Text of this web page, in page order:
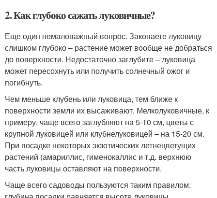
2. Как глубоко сажать луковичные?
Еще один немаловажный вопрос. Закопаете луковицу
слишком глубоко – растение может вообще не добраться
до поверхности. Недостаточно заглубите – луковица
может пересохнуть или получить солнечный ожог и
погибнуть.
Чем меньше клубень или луковица, тем ближе к
поверхности земли их высаживают. Мелколуковичные, к
примеру, чаще всего заглубляют на 5-10 см, цветы с
крупной луковицей или клубнелуковицей – на 15-20 см.
При посадке некоторых экзотических летнецветущих
растений (амариллис, гименокаллис и т.д. верхнюю
часть луковицы оставляют на поверхности.
Чаще всего садоводы пользуются таким правилом: